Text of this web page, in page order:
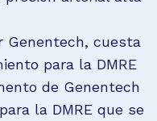
Genentech, cuesta
para la DMRE
de Genentech
la DMRE que se